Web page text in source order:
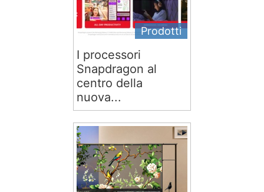
Prodotti
I processori
Snapdragon al
centro della
nuova...